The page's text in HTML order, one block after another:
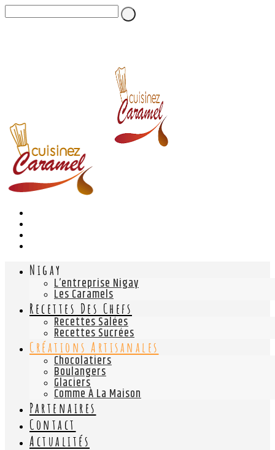
Nigay
L’entreprise Nigay
Les Caramels
Recettes Des Chefs
Recettes Salées
Recettes Sucrées
Créations Artisanales
Chocolatiers
Boulangers
Glaciers
Comme À La Maison
Partenaires
Contact
Actualités